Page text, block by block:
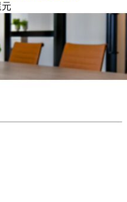
Studio C（イ